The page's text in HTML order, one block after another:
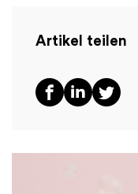
Artikel teilen